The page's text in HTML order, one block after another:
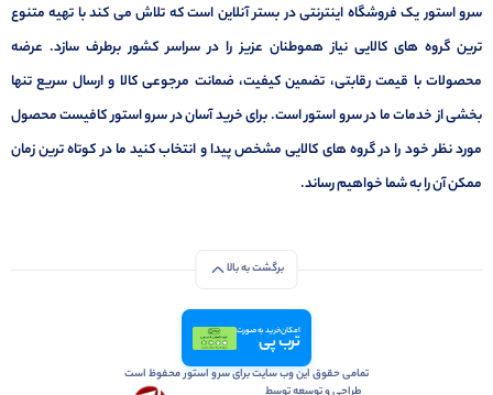
سرو استور یک فروشگاه اینترنتی در بستر آنلاین است که تلاش می کند با تهیه متنوع
ترین گروه های کالایی نیاز هموطنان عزیز را در سراسر کشور برطرف سازد. عرضه
محصولات با قیمت رقابتی، تضمین کیفیت، ضمانت مرجوعی کالا و ارسال سریع تنها
بخشی از خدمات ما در سرو استور است. برای خرید آسان در سرو استور کافیست محصول
مورد نظر خود را در گروه های کالایی مشخص پیدا و انتخاب کنید ما در کوتاه ترین زمان
ممکن آن را به شما خواهیم رساند.
برگشت به بالا
امکان خرید به صورت
ترب پی
تمامی حقوق این وب سایت برای سرو استور محفوظ است